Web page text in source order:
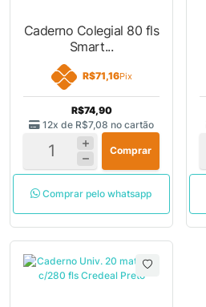
Caderno Colegial 80 fls
Smart...
R$71,16Pix
R$74,90
12x de R$7,08 no cartão
Comprar
Comprar pelo whatsapp